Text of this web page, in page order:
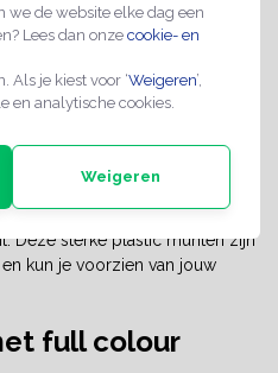
we de website elke dag een
Lees dan onze cookie- en
Als je kiest voor ‘Weigeren’,
en analytische cookies.
Weigeren
allerlei evenementen en
als speelmunt,
Deze sterke plastic munten zijn
kun je voorzien van jouw
full colour